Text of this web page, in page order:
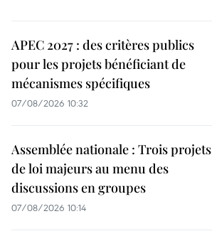
APEC 2027 : des critères publics
pour les projets bénéficiant de
mécanismes spécifiques
07/08/2026 10:32
Assemblée nationale : Trois projets
de loi majeurs au menu des
discussions en groupes
07/08/2026 10:14